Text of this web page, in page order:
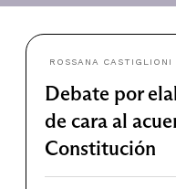
ROSSANA CASTIGLIONI
Debate por
de cara al
Constitución